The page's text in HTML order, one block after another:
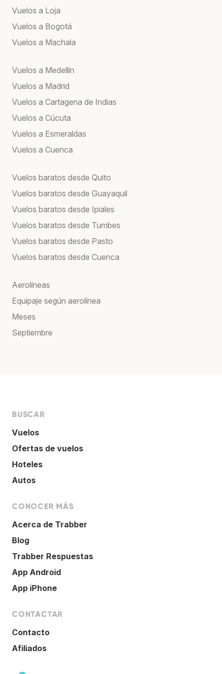
Vuelos a Loja
Vuelos a Bogotá
Vuelos a Machala
Vuelos a Medellín
Vuelos a Madrid
Vuelos a Cartagena de Indias
Vuelos a Cúcuta
Vuelos a Esmeraldas
Vuelos a Cuenca
Vuelos baratos desde Quito
Vuelos baratos desde Guayaquil
Vuelos baratos desde Ipiales
Vuelos baratos desde Tumbes
Vuelos baratos desde Pasto
Vuelos baratos desde Cuenca
Aerolíneas
Equipaje según aerolínea
Meses
Septiembre
BUSCAR
Vuelos
Ofertas de vuelos
Hoteles
Autos
CONOCER MÁS
Acerca de Trabber
Blog
Trabber Respuestas
App Android
App iPhone
CONTACTAR
Contacto
Afiliados